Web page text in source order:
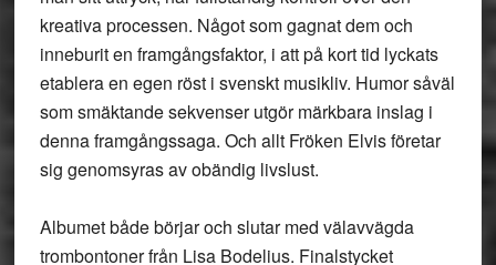
kreativa processen. Något som gagnat dem och
inneburit en framgångsfaktor, i att på kort tid lyckats
etablera en egen röst i svenskt musikliv. Humor såväl
som smäktande sekvenser utgör märkbara inslag i
denna framgångssaga. Och allt Fröken Elvis företar
sig genomsyras av obändig livslust.
Albumet både börjar och slutar med välavvägda
trombontoner från Lisa Bodelius. Finalstycket